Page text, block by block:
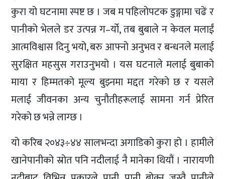
कुरा यो घटनामा स्पष्ट छ । जब म पहिलोपटक डुङ्गामा चढें र
पानीको भेलले डर उत्पन्न ग–र्यो, तब बुबाले न केवल मलाईं
आत्मविश्वास दिनु भयो, बरु आफ्नो अनुभव र बन्धनले मलाई
सुरक्षित महसुस गराउनुभयो । यस घटनाले मलाई बुबाको
माया र हिम्मतको मूल्य बुझ्नमा मद्दत गरेको छ र यसले
मलाई जीवनका अन्य चुनौतीहरूलाई सामना गर्न प्रेरित
गरेको छ भन्ने लाग्छ ।
यो करिब २०४३÷४४ सालभन्दा अगाडिको कुरा हो । हामीले
खानेपानीको स्रोत पनि नदीलाई नै मानेका थियौं । नारायणी